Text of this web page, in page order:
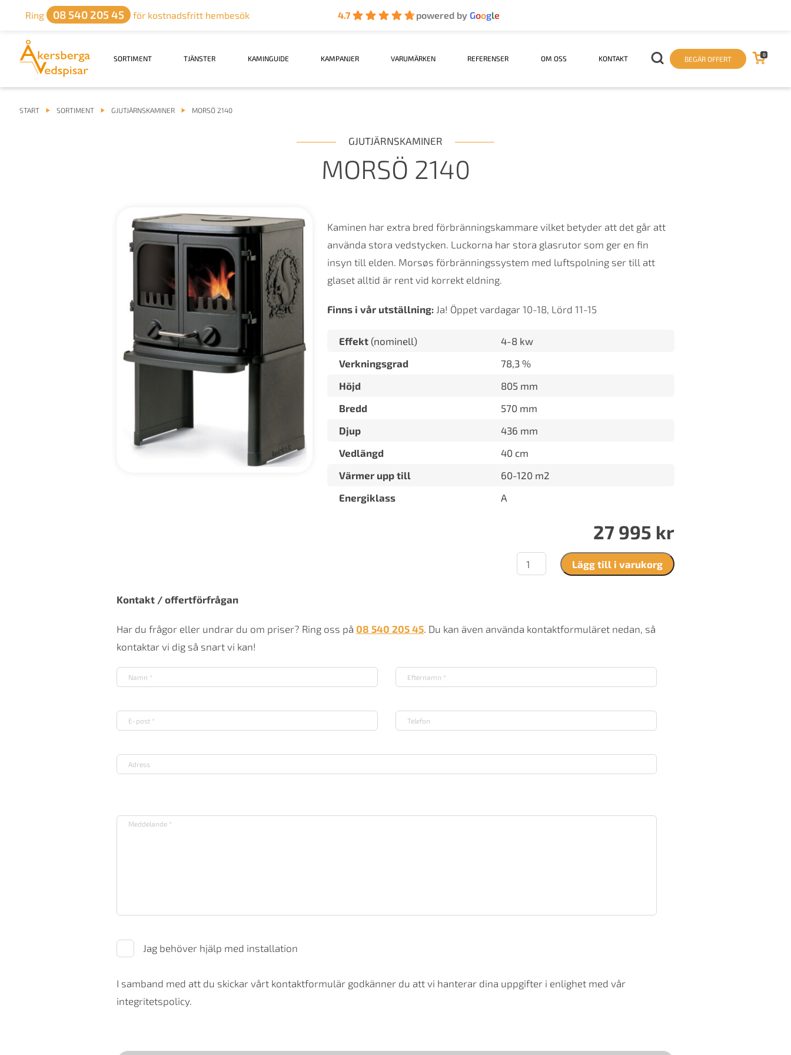
Ring 08 540 205 45 för kostnadsfritt hembesök 4.7 powered byGoogle
SORTIMENT TJÄNSTER KAMINGUIDE KAMPANJER VARUMÄRKEN REFERENSER OM OSS KONTAKT BEGÄR OFFERT 0
START SORTIMENT GJUTJÄRNSKAMINER MORSÖ 2140
GJUTJÄRNSKAMINER
MORSÖ 2140
Kaminen har extra bred förbränningskammare vilket betyder att det går att
använda stora vedstycken. Luckorna har stora glasrutor som ger en fin
insyn till elden. Morsøs förbränningssystem med luftspolning ser till att
glaset alltid är rent vid korrekt eldning.
Finns i vår utställning: Ja! Öppet vardagar 10-18, Lörd 11-15
Effekt (nominell)
4-8 kw
Verkningsgrad
78,3 %
Höjd
805 mm
Bredd
570 mm
Djup
436 mm
Vedlängd
40 cm
Värmer upp till
60-120 m2
Energiklass
A
27 995 kr
Morsö
2140
Lägg till i varukorg
Kontakt / offertförfrågan
Har du frågor eller undrar du om priser? Ring oss på 08 540 205 45. Du kan även använda kontaktformuläret nedan, så
kontaktar vi dig så snart vi kan!
Jag behöver hjälp med installation
I samband med att du skickar vårt kontaktformulär godkänner du att vi hanterar dina uppgifter i enlighet med vår
integritetspolicy.